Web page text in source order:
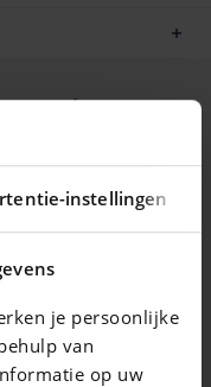
instellingen
je persoonlijke
van
op uw
occasie
gecertificeerd door
keuringsbureau
de weg (Touring
voldoet aan de
- uitgebreide